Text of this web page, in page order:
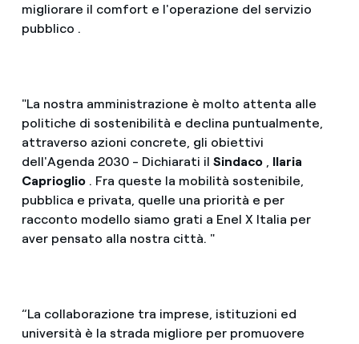
migliorare il comfort e l'operazione del servizio
pubblico .
"La nostra amministrazione è molto attenta alle
politiche di sostenibilità e declina puntualmente,
attraverso azioni concrete, gli obiettivi
dell'Agenda 2030 - Dichiarati il Sindaco, Ilaria
Caprioglio. Fra queste la mobilità sostenibile,
pubblica e privata, quelle una priorità e per
racconto modello siamo grati a Enel X Italia per
aver pensato alla nostra città. "
“La collaborazione tra imprese, istituzioni ed
università è la strada migliore per promuovere